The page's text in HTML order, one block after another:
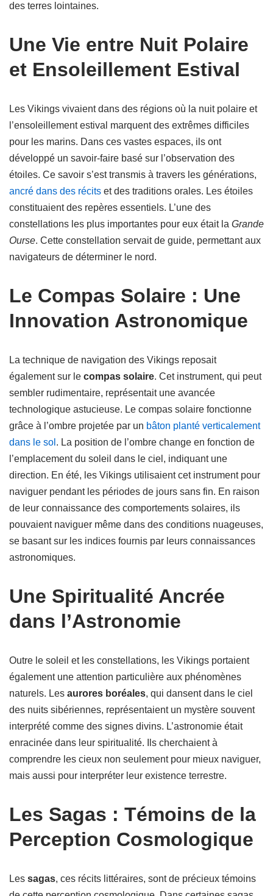
des terres lointaines.
Une Vie entre Nuit Polaire
et Ensoleillement Estival
Les Vikings vivaient dans des régions où la nuit polaire et
l’ensoleillement estival marquent des extrêmes difficiles
pour les marins. Dans ces vastes espaces, ils ont
développé un savoir-faire basé sur l’observation des
étoiles. Ce savoir s’est transmis à travers les générations,
ancré dans des récits et des traditions orales. Les étoiles
constituaient des repères essentiels. L’une des
constellations les plus importantes pour eux était la Grande
Ourse. Cette constellation servait de guide, permettant aux
navigateurs de déterminer le nord.
Le Compas Solaire : Une
Innovation Astronomique
La technique de navigation des Vikings reposait
également sur le compas solaire. Cet instrument, qui peut
sembler rudimentaire, représentait une avancée
technologique astucieuse. Le compas solaire fonctionne
grâce à l’ombre projetée par un bâton planté verticalement
dans le sol . La position de l’ombre change en fonction de
l’emplacement du soleil dans le ciel, indiquant une
direction. En été, les Vikings utilisaient cet instrument pour
naviguer pendant les périodes de jours sans fin. En raison
de leur connaissance des comportements solaires, ils
pouvaient naviguer même dans des conditions nuageuses,
se basant sur les indices fournis par leurs connaissances
astronomiques.
Une Spiritualité Ancrée
dans l’Astronomie
Outre le soleil et les constellations, les Vikings portaient
également une attention particulière aux phénomènes
naturels. Les aurores boréales, qui dansent dans le ciel
des nuits sibériennes, représentaient un mystère souvent
interprété comme des signes divins. L’astronomie était
enracinée dans leur spiritualité. Ils cherchaient à
comprendre les cieux non seulement pour mieux naviguer,
mais aussi pour interpréter leur existence terrestre.
Les Sagas : Témoins de la
Perception Cosmologique
Les sagas, ces récits littéraires, sont de précieux témoins